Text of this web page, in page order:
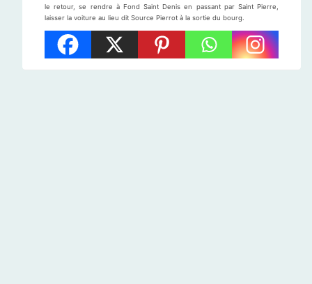
le retour, se rendre à Fond Saint Denis en passant par Saint Pierre,
laisser la voiture au lieu dit Source Pierrot à la sortie du bourg.